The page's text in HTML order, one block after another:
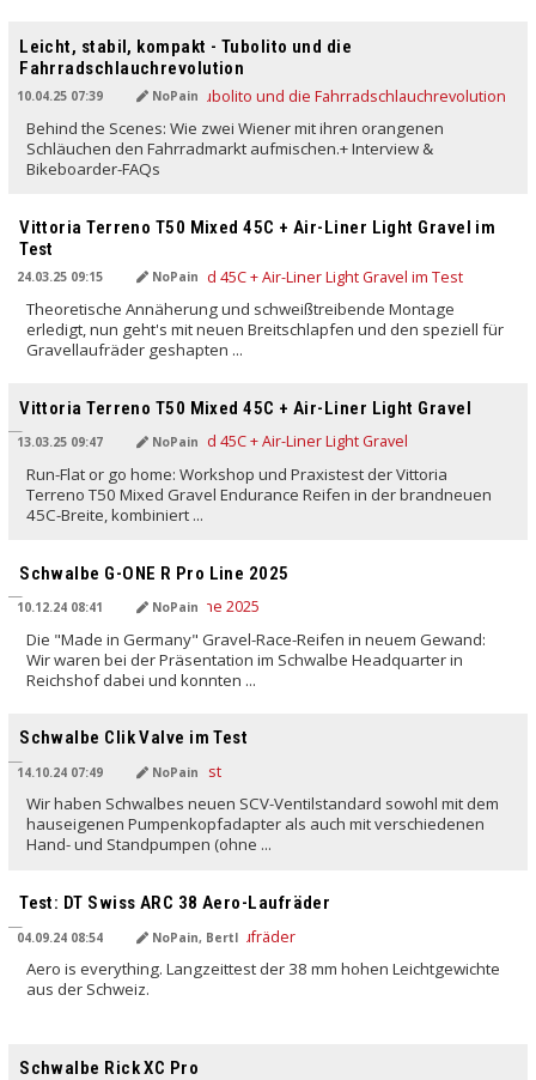
Leicht, stabil, kompakt - Tubolito und die
Fahrradschlauchrevolution
10.04.25 07:39 NoPain
Behind the Scenes: Wie zwei Wiener mit ihren orangenen
Schläuchen den Fahrradmarkt aufmischen.+ Interview &
Bikeboarder-FAQs
Vittoria Terreno T50 Mixed 45C + Air-Liner Light Gravel im
Test
24.03.25 09:15 NoPain
Theoretische Annäherung und schweißtreibende Montage
erledigt, nun geht's mit neuen Breitschlapfen und den speziell für
Gravellaufräder geshapten ...
Vittoria Terreno T50 Mixed 45C + Air-Liner Light Gravel
13.03.25 09:47 NoPain
Run-Flat or go home: Workshop und Praxistest der Vittoria
Terreno T50 Mixed Gravel Endurance Reifen in der brandneuen
45C-Breite, kombiniert ...
Schwalbe G-ONE R Pro Line 2025
10.12.24 08:41 NoPain
Die "Made in Germany" Gravel-Race-Reifen in neuem Gewand:
Wir waren bei der Präsentation im Schwalbe Headquarter in
Reichshof dabei und konnten ...
Schwalbe Clik Valve im Test
14.10.24 07:49 NoPain
Wir haben Schwalbes neuen SCV-Ventilstandard sowohl mit dem
hauseigenen Pumpenkopfadapter als auch mit verschiedenen
Hand- und Standpumpen (ohne ...
Test: DT Swiss ARC 38 Aero-Laufräder
04.09.24 08:54 NoPain, Bertl
Aero is everything. Langzeittest der 38 mm hohen Leichtgewichte
aus der Schweiz.
Schwalbe Rick XC Pro